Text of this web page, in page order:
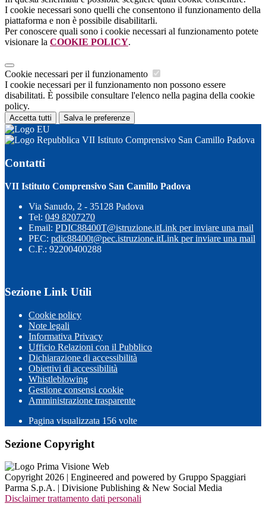
I cookie necessari sono quelli che consentono il funzionamento della
piattaforma e non è possibile disabilitarli.
Per conoscere quali sono i cookie necessari al funzionamento potete
visionare la COOKIE POLICY.
Cookie necessari per il funzionamento
I cookie necessari per il funzionamento non possono essere
disabilitati. È possibile consultare l'elenco nella pagina della cookie
policy.
Accetta tutti Salva le preferenze
VII Istituto Comprensivo San Camillo Padova
Contatti
VII Istituto Comprensivo San Camillo Padova
Via Sanudo, 2 - 35128 Padova
Tel: 049 8207270
Email: PDIC88400T@istruzione.itLink per inviare una mail
PEC: pdic88400t@pec.istruzione.itLink per inviare una mail
C.F.: 92200400288
Sezione Link Utili
Cookie policy
Note legali
Informativa Privacy
Ufficio Relazioni con il Pubblico
Dichiarazione di accessibilità
Obiettivi di accessibilità
Whistleblowing
Gestione consensi cookie
Amministrazione trasparente
Pagina visualizzata 156 volte
Sezione Copyright
Copyright 2026 | Engineered and powered by Gruppo Spaggiari
Parma S.p.A. | Divisione Publishing & New Social Media
Disclaimer trattamento dati personali